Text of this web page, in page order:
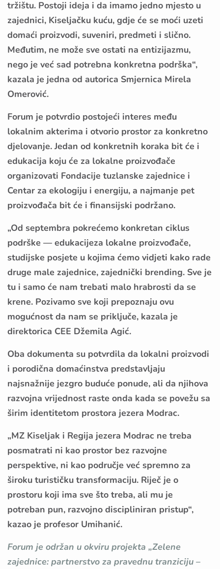
tržištu. Postoji ideja i da imamo jedno mjesto u
zajednici, Kiseljačku kuću, gdje će se moći uzeti
domaći proizvodi, suveniri, predmeti i slično.
Međutim, ne može sve ostati na entizijazmu,
nego je već sad potrebna konkretna podrška“,
kazala je jedna od autorica Smjernica Mirela
Omerović.
Forum je potvrdio postojeći interes među
lokalnim akterima i otvorio prostor za konkretno
djelovanje. Jedan od konkretnih koraka bit će i
edukacija koju će za lokalne proizvođače
organizovati Fondacije tuzlanske zajednice i
Centar za ekologiju i energiju, a najmanje pet
proizvođača bit će i finansijski podržano.
„Od septembra pokrećemo konkretan ciklus
podrške — edukacijeza lokalne proizvođače,
studijske posjete u kojima ćemo vidjeti kako rade
druge male zajednice, zajednički brending. Sve je
tu i samo će nam trebati malo hrabrosti da se
krene. Pozivamo sve koji prepoznaju ovu
mogućnost da nam se priključe, kazala je
direktorica CEE Džemila Agić.
Oba dokumenta su potvrdila da lokalni proizvodi
i porodična domaćinstva predstavljaju
najsnažnije jezgro buduće ponude, ali da njihova
razvojna vrijednost raste onda kada se povežu sa
širim identitetom prostora jezera Modrac.
„MZ Kiseljak i Regija jezera Modrac ne treba
posmatrati ni kao prostor bez razvojne
perspektive, ni kao područje već spremno za
široku turističku transformaciju. Riječ je o
prostoru koji ima sve što treba, ali mu je
potreban pun, razvojno discipliniran pristup“,
kazao je profesor Umihanić.
Forum je održan u okviru projekta „Zelene
zajednice: partnerstvo za pravednu tranziciju –